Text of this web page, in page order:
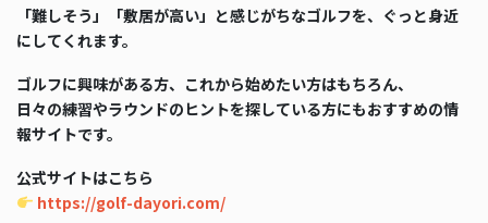
「難しそう」「敷居が高い」と感じがちなゴルフを、ぐっと身近
にしてくれます。
ゴルフに興味がある方、これから始めたい方はもちろん、
日々の練習やラウンドのヒントを探している方にもおすすめの情
報サイトです。
公式サイトはこちら
https://golf-dayori.com/